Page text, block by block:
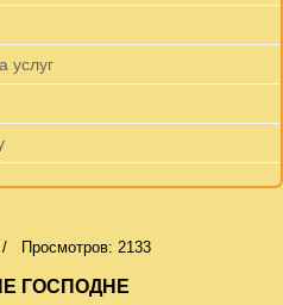
услуг
Просмотров: 2133
ГОСПОДНЕ